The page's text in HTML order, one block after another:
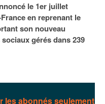
le 1er juillet
en reprenant le
son nouveau
gérés dans 239
les abonnés seulement